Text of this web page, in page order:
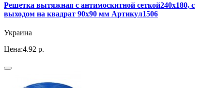
Решетка вытяжная с антимоскитной сеткой240х180, с
выходом на квадрат 90х90 мм Артикул1506
Украина
Цена:4.92 р.